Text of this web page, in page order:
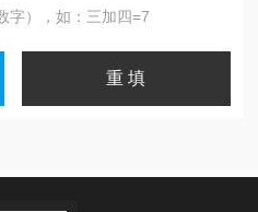
字），如：三加四=7